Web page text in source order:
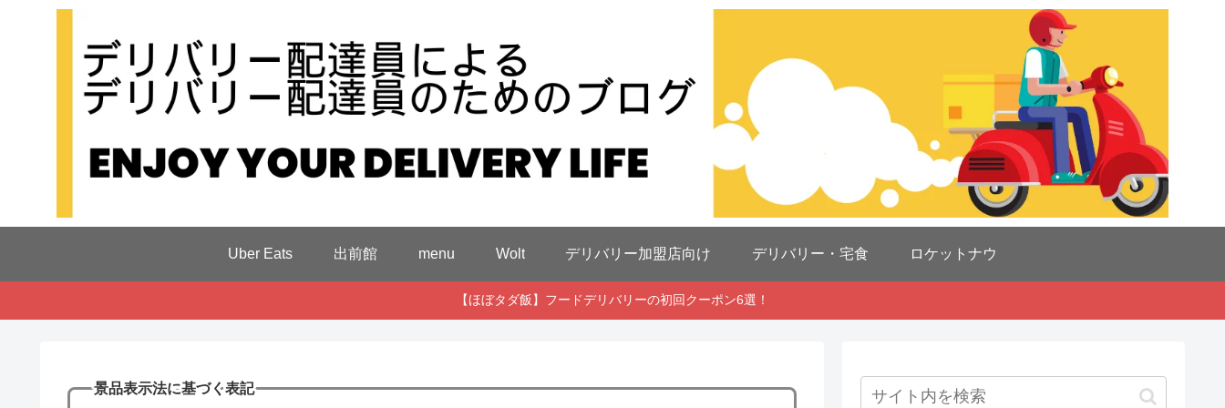
Uber Eats 出前館 menu Wolt デリバリー加盟店向け デリバリー・宅食 ロケットナウ
【ほぼタダ飯】フードデリバリーの初回クーポン6選！
景品表示法に基づく表記